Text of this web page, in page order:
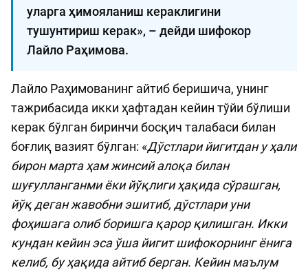
уларга ҳимояланиш кераклигини
тушунтириш керак», – дейди шифокор
Лайло Раҳимова.
Лайло Раҳимованинг айтиб беришича, унинг
тажрибасида икки ҳафтадан кейин тўйи бўлиши
керак бўлган биринчи босқич талабаси билан
боғлиқ вазият бўлган: «Дўстлари йигитдан у ҳали
бирон марта ҳам жинсий алоқа билан
шуғулланганми ёки йўқлиги ҳақида сўрашган,
йўқ деган жавобни эшитиб, дўстлари уни
фоҳишага олиб боришга қарор қилишган. Икки
кундан кейин эса ўша йигит шифокорнинг ёнига
келиб, бу ҳақида айтиб берган. Кейин маълум